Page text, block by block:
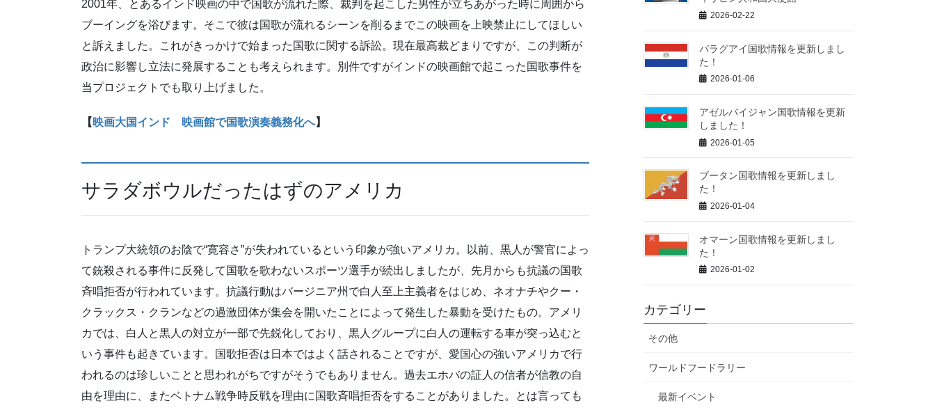
2001年、とあるインド映画の中で国歌が流れた際、裁判を起こした男性が立ちあがった時に周囲から
ブーイングを浴びます。そこで彼は国歌が流れるシーンを削るまでこの映画を上映禁止にしてほしい
と訴えました。これがきっかけで始まった国歌に関する訴訟。現在最高裁どまりですが、この判断が
政治に影響し立法に発展することも考えられます。別件ですがインドの映画館で起こった国歌事件を
当プロジェクトでも取り上げました。
【 映画大国インド 映画館で国歌演奏義務化へ】
サラダボウルだったはずのアメリカ
トランプ大統領のお陰で“寛容さ”が失われているという印象が強いアメリカ。以前、黒人が警官によっ
て銃殺される事件に反発して国歌を歌わないスポーツ選手が続出しましたが、先月からも抗議の国歌
斉唱拒否が行われています。抗議行動はバージニア州で白人至上主義者をはじめ、ネオナチやクー・
クラックス・クランなどの過激団体が集会を開いたことによって発生した暴動を受けたもの。アメリ
カでは、白人と黒人の対立が一部で先鋭化しており、黒人グループに白人の運転する車が突っ込むと
いう事件も起きています。国歌拒否は日本ではよく話されることですが、愛国心の強いアメリカで行
われるのは珍しいことと思われがちですがそうでもありません。過去エホバの証人の信者が信教の自
由を理由に、またベトナム戦争時反戦を理由に国歌斉唱拒否をすることがありました。とは言っても
2026-02-22
パラグアイ国歌情報を更新しまし
た！
2026-01-06
アゼルバイジャン国歌情報を更新
しました！
2026-01-05
ブータン国歌情報を更新しまし
た！
2026-01-04
オマーン国歌情報を更新しまし
た！
2026-01-02
カテゴリー
その他
ワールドフードラリー
最新イベント